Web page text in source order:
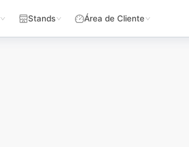
Stands Área de Cliente